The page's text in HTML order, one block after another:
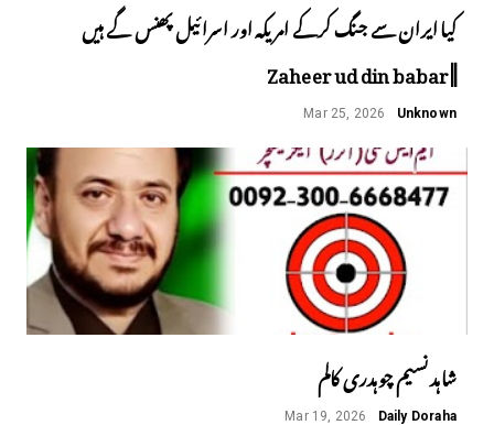
کیا ایران سے جنگ کرکے امریکہ اور اسرائیل پھنس گے ہیں
||Zaheer ud din babar
Unknown
Mar 25, 2026
شاہد نسیم چوہدری کالم
Daily Doraha
Mar 19, 2026